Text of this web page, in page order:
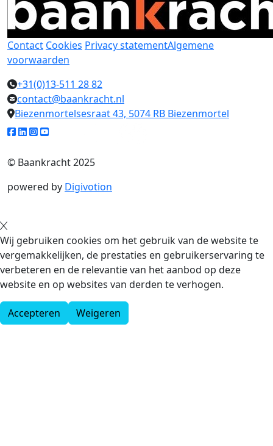
Contact Cookies Privacy statementAlgemene
voorwaarden
+31(0)13-511 28 82
contact@baankracht.nl
Biezenmortelsesraat 43, 5074 RB Biezenmortel
© Baankracht 2025
powered by Digivotion
Wij gebruiken cookies om het gebruik van de website te
vergemakkelijken, de prestaties en gebruikerservaring te
verbeteren en de relevantie van het aanbod op deze
website en op websites van derden te verhogen.
Accepteren Weigeren